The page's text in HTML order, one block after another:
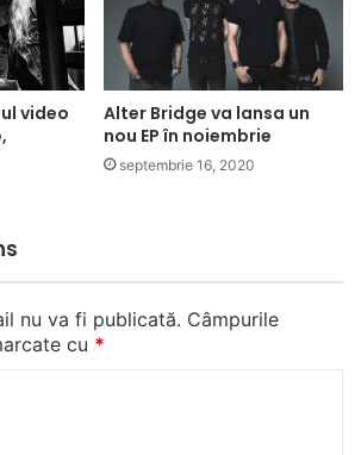
video
Alter Bridge va lansa un
nou EP în noiembrie
septembrie 16, 2020
nu va fi publicată. Câmpurile
cu *